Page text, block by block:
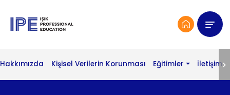
Hakkımızda Kişisel Verilerin Korunması Eğitimler İletişim